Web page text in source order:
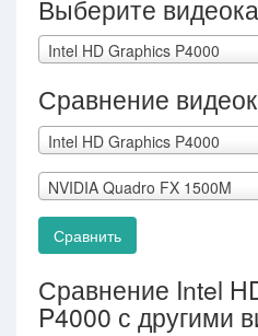
Выберите
Intel HD Graphics P4000
Сравнение
Intel HD Graphics P4000
NVIDIA Quadro FX 1500M
Сравнить
Сравнение Intel
P4000 с другими